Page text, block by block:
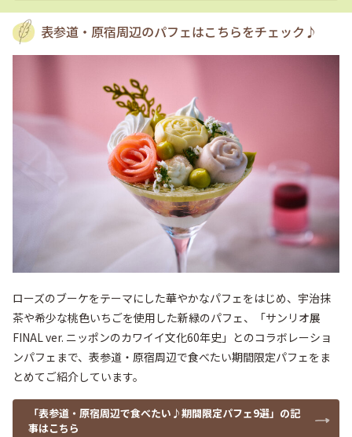
表参道・原宿周辺のパフェはこちらをチェック♪
ローズのブーケをテーマにした華やかなパフェをはじめ、宇治抹
茶や希少な桃色いちごを使用した新緑のパフェ、「サンリオ展
FINAL ver. ニッポンのカワイイ文化60年史」とのコラボレーショ
ンパフェまで、表参道・原宿周辺で食べたい期間限定パフェをま
とめてご紹介しています。
「表参道・原宿周辺で食べたい♪期間限定パフェ9選」の記
事はこちら